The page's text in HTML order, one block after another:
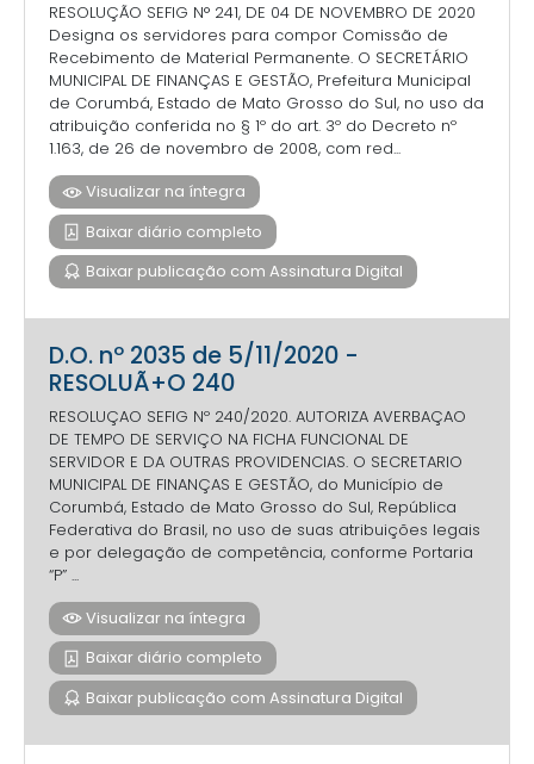
RESOLUÇÃO SEFIG N° 241, DE 04 DE NOVEMBRO DE 2020
Designa os servidores para compor Comissão de
Recebimento de Material Permanente. O SECRETÁRIO
MUNICIPAL DE FINANÇAS E GESTÃO, Prefeitura Municipal
de Corumbá, Estado de Mato Grosso do Sul, no uso da
atribuição conferida no § 1º do art. 3º do Decreto nº
1.163, de 26 de novembro de 2008, com red...
Visualizar na íntegra
Baixar diário completo
Baixar publicação com Assinatura Digital
D.O. nº 2035 de 5/11/2020 -
RESOLUÃ+O 240
RESOLUÇAO SEFIG Nº 240/2020. AUTORIZA AVERBAÇAO
DE TEMPO DE SERVIÇO NA FICHA FUNCIONAL DE
SERVIDOR E DA OUTRAS PROVIDENCIAS. O SECRETARIO
MUNICIPAL DE FINANÇAS E GESTÃO, do Município de
Corumbá, Estado de Mato Grosso do Sul, República
Federativa do Brasil, no uso de suas atribuições legais
e por delegação de competência, conforme Portaria
“P” ...
Visualizar na íntegra
Baixar diário completo
Baixar publicação com Assinatura Digital